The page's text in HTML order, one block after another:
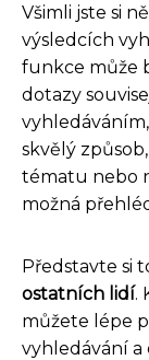
Všimli jste si
výsledcích
funkce může
dotazy
skvělý
tématu nebo
možná
Představte si
ostatních lidí.
můžete lépe
vyhledávání